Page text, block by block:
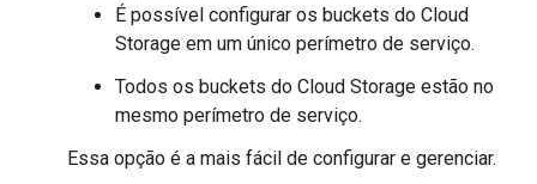
É possível configurar os buckets do Cloud
Storage em um único perímetro de serviço.
Todos os buckets do Cloud Storage estão no
mesmo perímetro de serviço.
Essa opção é a mais fácil de configurar e gerenciar.